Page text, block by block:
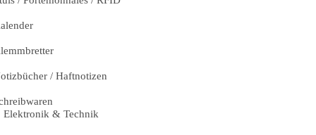
/ Haftnotizen
Elektronik & Technik